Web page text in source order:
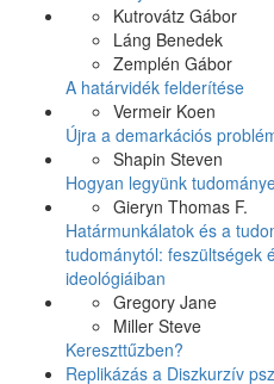
Kutrovátz Gábor
Láng Benedek
Zemplén Gábor
A határvidék felderítése
Vermeir Koen
Újra a demarkációs
Shapin Steven
Hogyan legyünk
Gieryn Thomas F.
Határmunkálatok és a
tudománytól: feszültségek
ideológiáiban
Gregory Jane
Miller Steve
Kereszttűzben?
Replikázás a Diszkurzív